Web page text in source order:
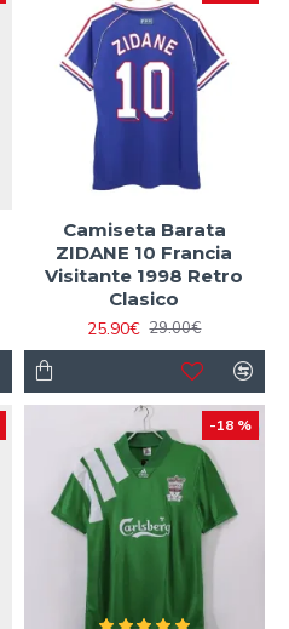
Camiseta Barata
ZIDANE 10 Francia
Visitante 1998 Retro
Clasico
25.90€ 29.00€
-18 %